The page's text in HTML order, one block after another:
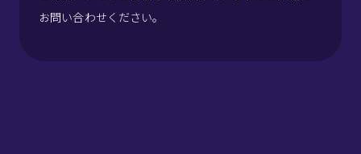
お問い合わせください。